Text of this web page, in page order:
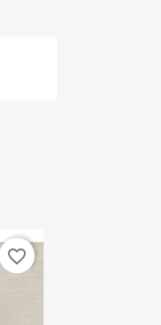
favorite_border